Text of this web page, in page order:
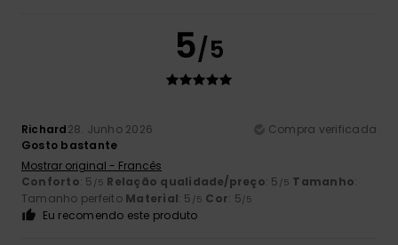
5/5
Richard28. Junho 2026
Compra verificada
Gosto bastante
Mostrar original - Francês
Conforto: 5 /5 Relação qualidade/preço: 5 /5 Tamanho:
Tamanho perfeito Material: 5 /5 Cor: 5/5
Eu recomendo este produto